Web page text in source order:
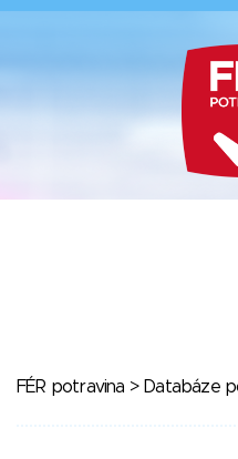
FÉR potravina > Databáze